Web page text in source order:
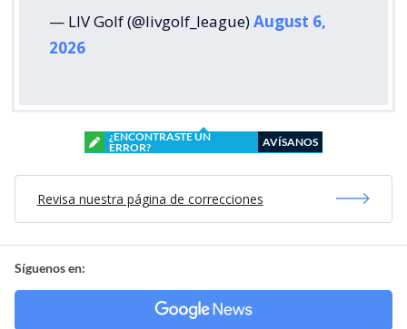
— LIV Golf (@livgolf_league)August 6,
2026
¿ENCONTRASTE UN
ERROR?
AVÍSANOS
Revisa nuestra página de correcciones
Síguenos en: